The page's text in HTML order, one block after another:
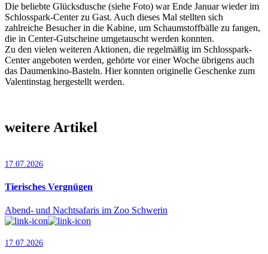
Die beliebte Glücksdusche (siehe Foto) war Ende Januar wieder im
Schlosspark-Center zu Gast. Auch dieses Mal stellten sich
zahlreiche Besucher in die Kabine, um Schaumstoffbälle zu fangen,
die in Center-Gutscheine umgetauscht werden konnten.
Zu den vielen weiteren Aktionen, die regelmäßig im Schlosspark-
Center angeboten werden, gehörte vor einer Woche übrigens auch
das Daumenkino-Basteln. Hier konnten originelle Geschenke zum
Valentinstag hergestellt werden.
weitere Artikel
17.07.2026
Tierisches Vergnügen
Abend- und Nachtsafaris im Zoo Schwerin
17.07.2026